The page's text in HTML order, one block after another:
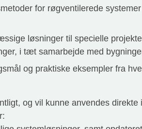
for røgventilerede
løsninger til specielle
i tæt samarbejde med
og praktiske eksempler fra
og vil kunne anvendes